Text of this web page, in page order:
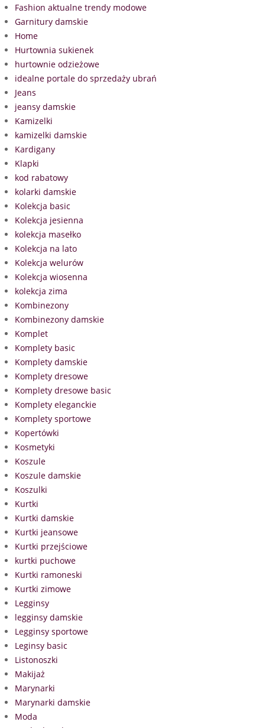
Fashion aktualne trendy modowe
Garnitury damskie
Home
Hurtownia sukienek
hurtownie odzieżowe
idealne portale do sprzedaży ubrań
Jeans
jeansy damskie
Kamizelki
kamizelki damskie
Kardigany
Klapki
kod rabatowy
kolarki damskie
Kolekcja basic
Kolekcja jesienna
kolekcja masełko
Kolekcja na lato
Kolekcja welurów
Kolekcja wiosenna
kolekcja zima
Kombinezony
Kombinezony damskie
Komplet
Komplety basic
Komplety damskie
Komplety dresowe
Komplety dresowe basic
Komplety eleganckie
Komplety sportowe
Kopertówki
Kosmetyki
Koszule
Koszule damskie
Koszulki
Kurtki
Kurtki damskie
Kurtki jeansowe
Kurtki przejściowe
kurtki puchowe
Kurtki ramoneski
Kurtki zimowe
Legginsy
legginsy damskie
Legginsy sportowe
Leginsy basic
Listonoszki
Makijaż
Marynarki
Marynarki damskie
Moda